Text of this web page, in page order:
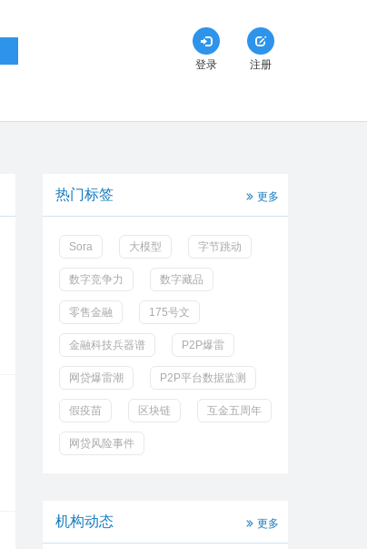
登录 注册
热门标签 更多
Sora 大模型 字节跳动
数字竞争力 数字藏品
零售金融 175号文
金融科技兵器谱 P2P爆雷
网贷爆雷潮 P2P平台数据监测
假疫苗 区块链 互金五周年
网贷风险事件
机构动态 更多